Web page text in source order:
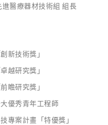
進醫療器材技術組 組長
新技術獎」
越研究獎」
瞻研究獎」
優秀青年工程師
專案計畫「特優獎」